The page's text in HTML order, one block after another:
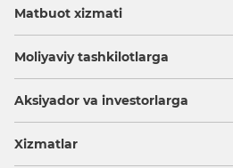
Matbuot xizmati
Moliyaviy tashkilotlarga
Aksiyador va investorlarga
Xizmatlar